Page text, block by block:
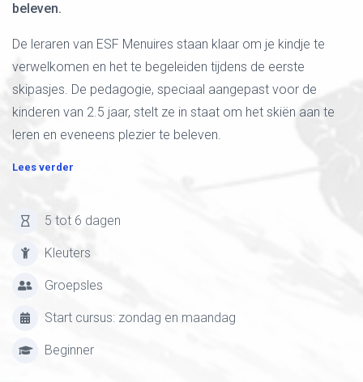
beleven.
De leraren van ESF Menuires staan klaar om je kindje te
verwelkomen en het te begeleiden tijdens de eerste
skipasjes. De pedagogie, speciaal aangepast voor de
kinderen van 2.5 jaar, stelt ze in staat om het skiën aan te
leren en eveneens plezier te beleven.
Lees verder
5 tot 6 dagen
Kleuters
Groepsles
Start cursus: zondag en maandag
Beginner